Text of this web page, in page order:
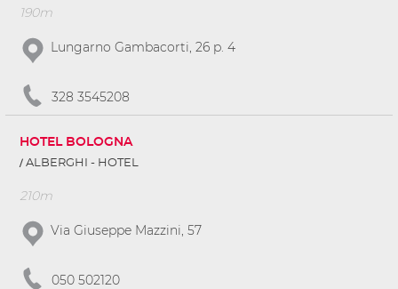
190m
Lungarno Gambacorti, 26 p. 4
328 3545208
HOTEL BOLOGNA
ALBERGHI - HOTEL
210m
Via Giuseppe Mazzini, 57
050 502120